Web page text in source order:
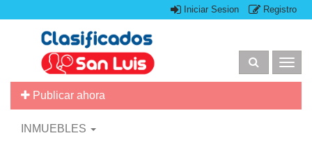
Iniciar Sesion Registro
Publicar ahora
INMUEBLES